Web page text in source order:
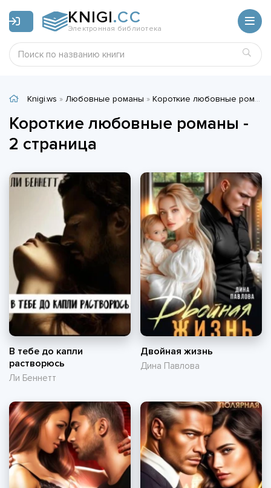
KNIGI.CC
Электронная библиотека
Knigi.ws » Любовные романы » Короткие любовные романы
Короткие любовные романы -
2 страница
В тебе до капли
растворюсь
Ли Беннетт
Двойная жизнь
Дина Павлова